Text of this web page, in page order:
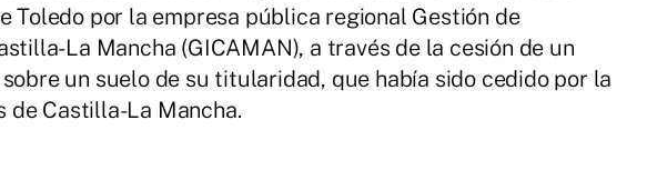
Toledo por la empresa pública regional Gestión de
La Mancha (GICAMAN), a través de la cesión de un
un suelo de su titularidad, que había sido cedido por la
de Castilla-La Mancha.